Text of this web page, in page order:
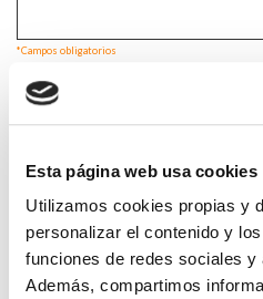
Esta página web usa cookies
Utilizamos cookies propias y
personalizar el contenido y
funciones de redes sociales y
Además, compartimos
*Campos obligatorios
He leido y acepto la
DESTACADAS